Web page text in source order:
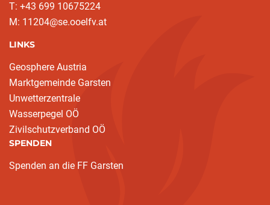
T: ‭+43 699 10675224‬
M: 11204@se.ooelfv.at
LINKS
Geosphere Austria
Marktgemeinde Garsten
Unwetterzentrale
Wasserpegel OÖ
Zivilschutzverband OÖ
SPENDEN
Spenden an die FF Garsten